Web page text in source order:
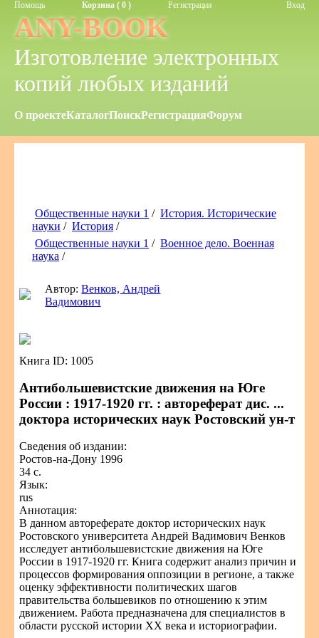
Помощь Корзина ( 0 ) Регистрация Вход
ANY-BOOK
Изготовление электронных
копий любых изданий
О проектеКаталогПоискРегистрацияФорум
Общественные науки 1 / История. Исторические
науки / История /
Общественные науки 1 / Военное дело. Военная
наука /
Автор:Венков, Андрей
Вадимович
Книга ID: 1005
Антибольшевистские движения на Юге
России : 1917-1920 гг. : автореферат дис. ...
доктора исторических наук Ростовский ун-т
Сведения об издании:
Ростов-на-Дону 1996
34 с.
Язык:
rus
Аннотация:
В данном автореферате доктор исторических наук
Ростовского университета Андрей Вадимович Венков
исследует антибольшевистские движения на Юге
России в 1917-1920 гг. Книга содержит анализ причин и
процессов формирования оппозиции в регионе, а также
оценку эффективности политических шагов
правительства большевиков по отношению к этим
движением. Работа предназначена для специалистов в
области русской истории XX века и историографии.